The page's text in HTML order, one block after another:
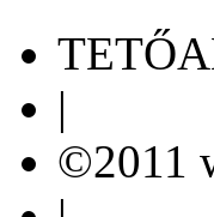
|
©2011